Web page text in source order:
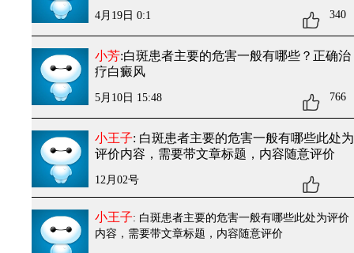
4月19日 0:1 340
小芳:白斑患者主要的危害一般有哪些？正确治
疗白癜风
5月10日 15:48 766
小王子: 白斑患者主要的危害一般有哪些此处为
评价内容，需要带文章标题，内容随意评价
12月02号
小王子: 白斑患者主要的危害一般有哪些此处为评价
内容，需要带文章标题，内容随意评价